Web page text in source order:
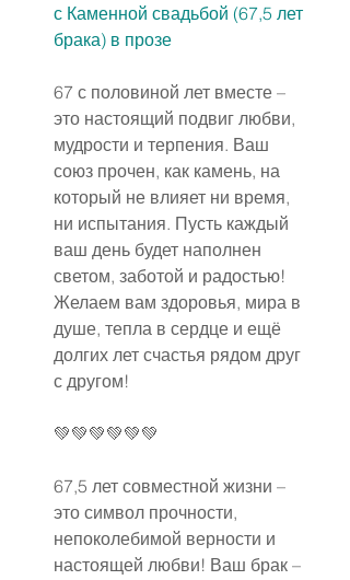
с Каменной свадьбой (67,5 лет
брака) в прозе
67 с половиной лет вместе –
это настоящий подвиг любви,
мудрости и терпения. Ваш
союз прочен, как камень, на
который не влияет ни время,
ни испытания. Пусть каждый
ваш день будет наполнен
светом, заботой и радостью!
Желаем вам здоровья, мира в
душе, тепла в сердце и ещё
долгих лет счастья рядом друг
с другом!
💚💚💚💚💚💚
67,5 лет совместной жизни –
это символ прочности,
непоколебимой верности и
настоящей любви! Ваш брак –